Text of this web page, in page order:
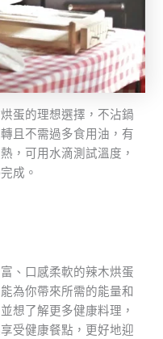
蛋的理想選擇，不沾鍋
且不需過多食用油，有
，可用水滴測試溫度，
成。
、口感柔軟的辣木烘蛋
為你帶來所需的能量和
想了解更多健康料理，
受健康餐點，更好地迎